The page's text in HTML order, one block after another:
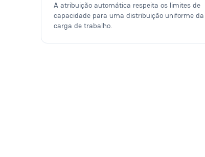
A atribuição automática respeita os limites de
capacidade para uma distribuição uniforme da
carga de trabalho.